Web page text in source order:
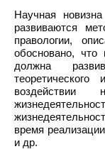
Научная
развиваются
правологии,
обосновано,
должна
время
и др.